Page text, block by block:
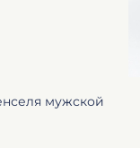
мужской